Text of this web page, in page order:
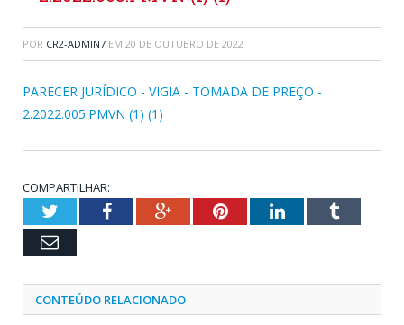
POR CR2-ADMIN7 EM 20 DE OUTUBRO DE 2022
PARECER JURÍDICO - VIGIA - TOMADA DE PREÇO -
2.2022.005.PMVN (1) (1)
COMPARTILHAR:
TwitterFacebookGoogle+PinterestLinkedInTumblr
Email
CONTEÚDO RELACIONADO